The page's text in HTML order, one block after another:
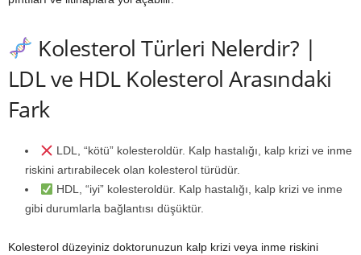
Kolesterol Türleri Nelerdir? |
LDL ve HDL Kolesterol Arasındaki
Fark
LDL, “kötü” kolesteroldür. Kalp hastalığı, kalp krizi ve inme
riskini artırabilecek olan kolesterol türüdür.
HDL, “iyi” kolesteroldür. Kalp hastalığı, kalp krizi ve inme
gibi durumlarla bağlantısı düşüktür.
Kolesterol düzeyiniz doktorunuzun kalp krizi veya inme riskini